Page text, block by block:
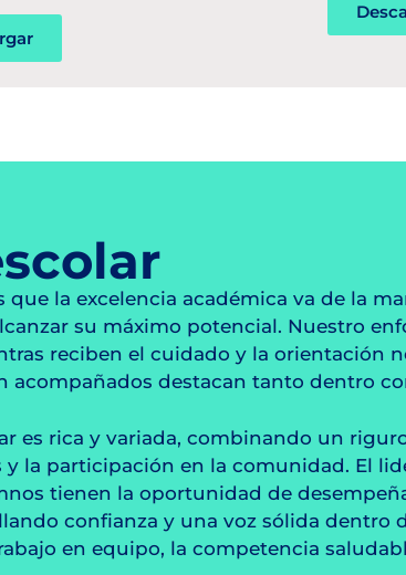
que la excelencia académica va de la
su máximo potencial. Nuestro
reciben el cuidado y la orientación
acompañados destacan tanto dentro
es rica y variada, combinando un
y la participación en la comunidad. El
tienen la oportunidad de
confianza y una voz sólida dentro
en equipo, la competencia